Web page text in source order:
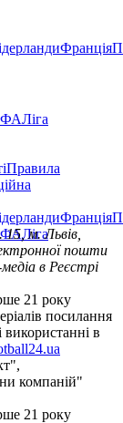
Франція
Ліга
Правила
Франція
Ліга
15, м. Львів,
пошти
в Реєстрі
21 року
посилання
в
компаній"
21 року